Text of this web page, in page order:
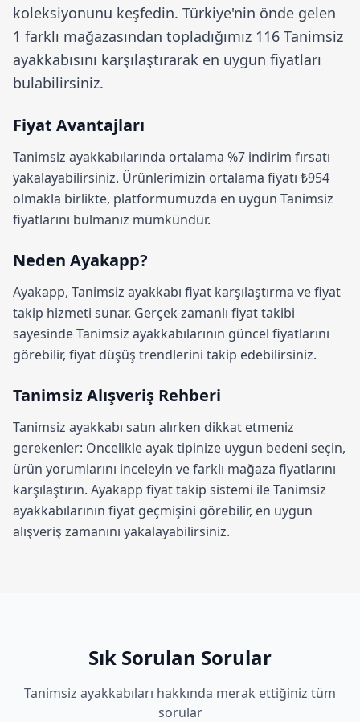
koleksiyonunu keşfedin. Türkiye'nin önde gelen
1 farklı mağazasından topladığımız 116 Tanimsiz
ayakkabısını karşılaştırarak en uygun fiyatları
bulabilirsiniz.
Fiyat Avantajları
Tanimsiz ayakkabılarında ortalama %7 indirim fırsatı
yakalayabilirsiniz. Ürünlerimizin ortalama fiyatı ₺954
olmakla birlikte, platformumuzda en uygun Tanimsiz
fiyatlarını bulmanız mümkündür.
Neden Ayakapp?
Ayakapp, Tanimsiz ayakkabı fiyat karşılaştırma ve fiyat
takip hizmeti sunar. Gerçek zamanlı fiyat takibi
sayesinde Tanimsiz ayakkabılarının güncel fiyatlarını
görebilir, fiyat düşüş trendlerini takip edebilirsiniz.
Tanimsiz Alışveriş Rehberi
Tanimsiz ayakkabı satın alırken dikkat etmeniz
gerekenler: Öncelikle ayak tipinize uygun bedeni seçin,
ürün yorumlarını inceleyin ve farklı mağaza fiyatlarını
karşılaştırın. Ayakapp fiyat takip sistemi ile Tanimsiz
ayakkabılarının fiyat geçmişini görebilir, en uygun
alışveriş zamanını yakalayabilirsiniz.
Sık Sorulan Sorular
Tanimsiz ayakkabıları hakkında merak ettiğiniz tüm
sorular